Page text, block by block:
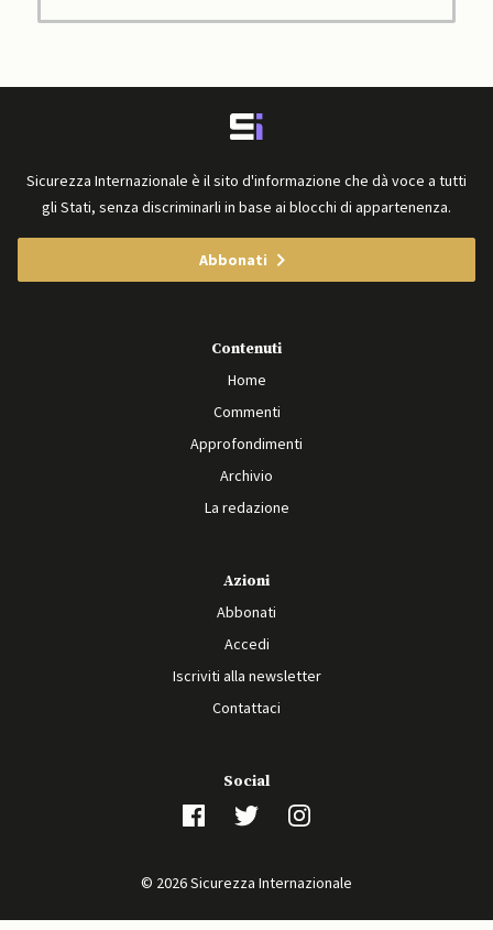
Sicurezza Internazionale è il sito d'informazione che dà voce a tutti
gli Stati, senza discriminarli in base ai blocchi di appartenenza.
Abbonati
Contenuti
Home
Commenti
Approfondimenti
Archivio
La redazione
Azioni
Abbonati
Accedi
Iscriviti alla newsletter
Contattaci
Social
© 2026 Sicurezza Internazionale